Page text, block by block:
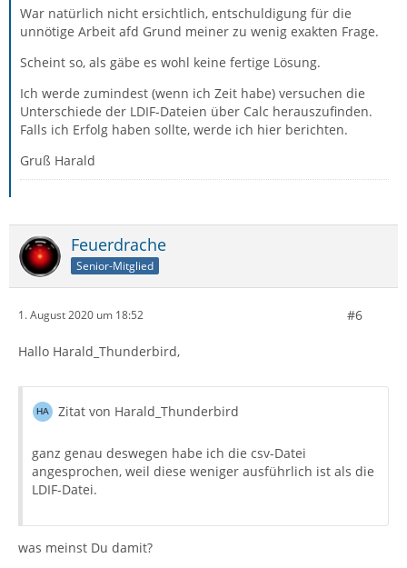
War natürlich nicht ersichtlich, entschuldigung für die
unnötige Arbeit afd Grund meiner zu wenig exakten Frage.
Scheint so, als gäbe es wohl keine fertige Lösung.
Ich werde zumindest (wenn ich Zeit habe) versuchen die
Unterschiede der LDIF-Dateien über Calc herauszufinden.
Falls ich Erfolg haben sollte, werde ich hier berichten.
Gruß Harald
Feuerdrache
Senior-Mitglied
1. August 2020 um 18:52 #6
Hallo Harald_Thunderbird,
Zitat von Harald_Thunderbird
ganz genau deswegen habe ich die csv-Datei
angesprochen, weil diese weniger ausführlich ist als die
LDIF-Datei.
was meinst Du damit?